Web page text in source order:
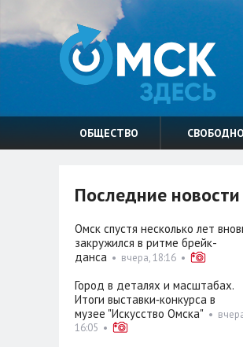
ОБЩЕСТВО
Последние новости
Омск спустя несколько лет
закружился в ритме брейк-
данса• вчера, 18:16•
Город в деталях и масштабах.
Итоги выставки‑конкурса в
музее "Искусство Омска" •
16:05 •